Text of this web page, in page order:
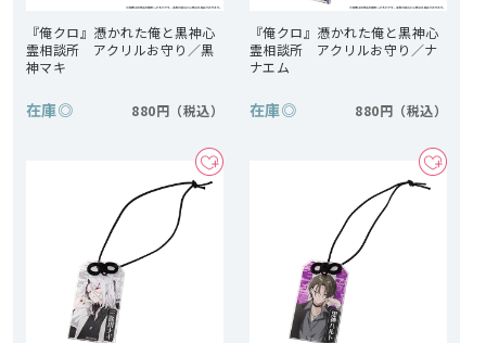
『俺クロ』憑かれた俺と黒神心
霊相談所 アクリルお守り／黒
神マキ
在庫◎ 880円
『俺クロ』憑かれた俺と黒神心
霊相談所 アクリルお守り／ナ
ナエム
在庫◎ 880円